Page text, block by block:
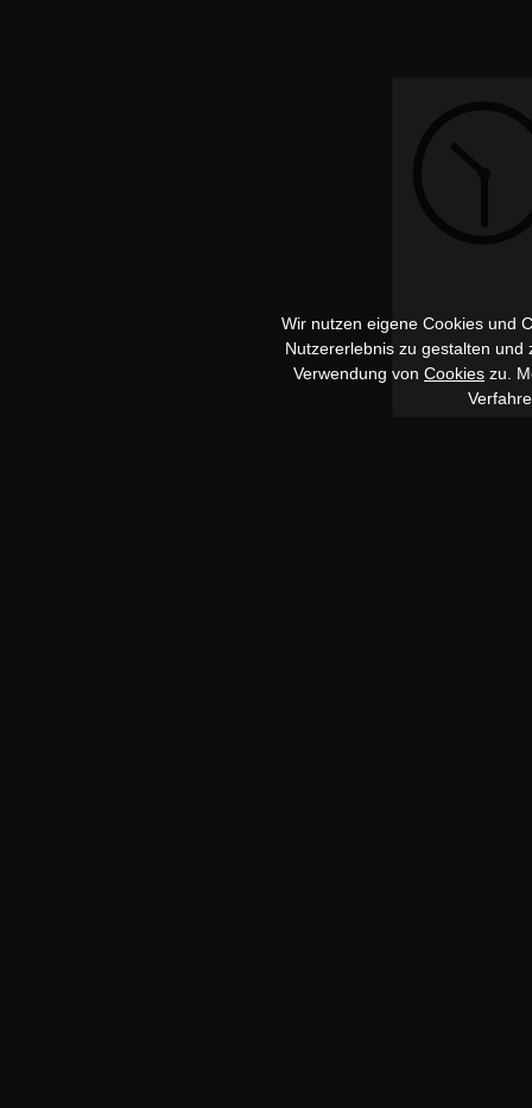
Wir nutzen eigene Cookies und
Nutzererlebnis zu gestalten
Verwendung von Cookies zu.